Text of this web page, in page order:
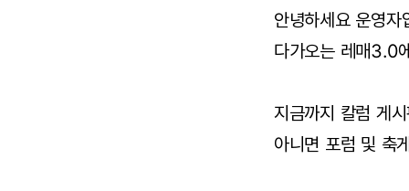
안녕하세요 운영자
다가오는 레매3.0
지금까지 칼럼 게
아니면 포럼 및 축